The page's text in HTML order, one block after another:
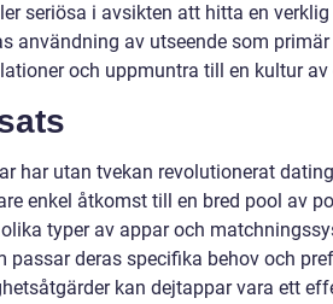
seriösa i avsikten att hitta en
användning av utseende som
och uppmuntra till en kultur
har utan tvekan revolutionerat
enkel åtkomst till en bred pool av
typer av appar och
passar deras specifika behov och
kan dejtappar vara ett